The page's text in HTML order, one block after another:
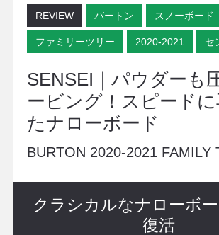
REVIEW バートン スノーボード
ファミリーツリー 2020-2021 セ
SENSEI｜パウダーも
ービング！スピードに
たナローボード
BURTON 2020-2021 FAMILY
クラシカルなナローボ
復活